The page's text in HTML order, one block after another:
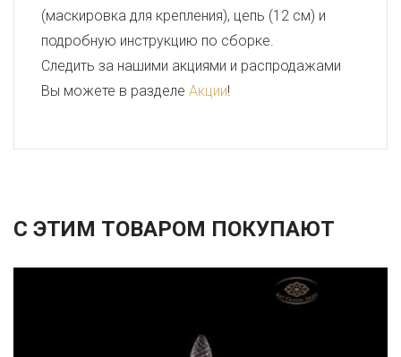
(маскировка для крепления), цепь (12 см) и
подробную инструкцию по сборке.
Следить за нашими акциями и распродажами
Вы можете в разделе Акции!
С ЭТИМ ТОВАРОМ ПОКУПАЮТ